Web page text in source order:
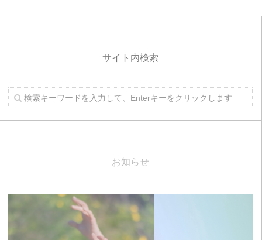
サイト内検索
お知らせ